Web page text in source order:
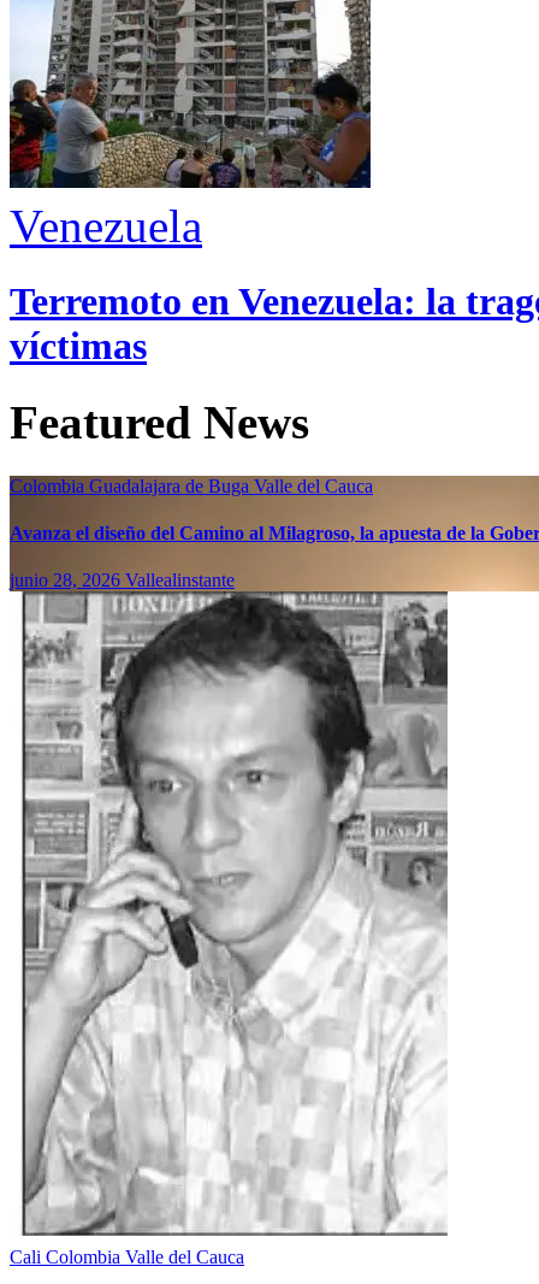
Venezuela
Terremoto en Venezuela: la
víctimas
Featured News
Colombia Guadalajara de Buga Valle del Cauca
Avanza el diseño del Camino al Milagroso, la apuesta de la
junio 28, 2026 Vallealinstante
Cali Colombia Valle del Cauca